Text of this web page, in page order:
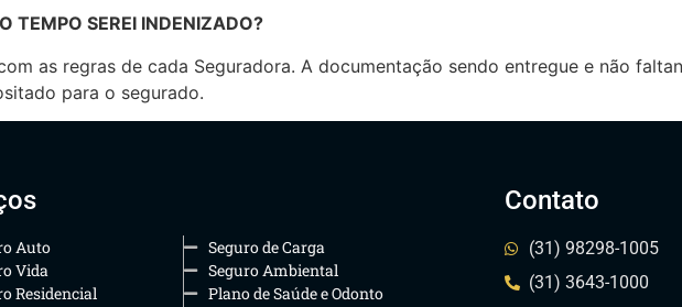
TEMPO SEREI INDENIZADO?
as regras de cada Seguradora. A documentação sendo entregue e não
para o segurado.
Auto
Vida
Residencial
Seguro de Carga
Seguro Ambiental
Plano de Saúde e Odonto
Contato
(31) 98298-1005
(31) 3643-1000